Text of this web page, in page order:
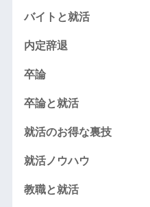
バイトと就活
内定辞退
卒論
卒論と就活
就活のお得な裏技
就活ノウハウ
教職と就活